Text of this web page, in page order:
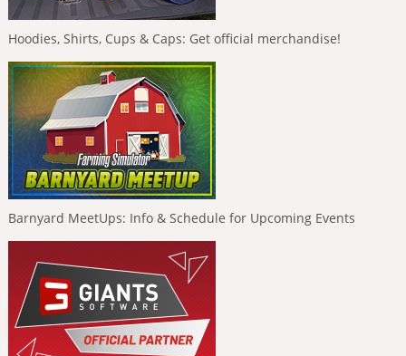
Hoodies, Shirts, Cups & Caps: Get official merchandise!
Barnyard MeetUps: Info & Schedule for Upcoming Events